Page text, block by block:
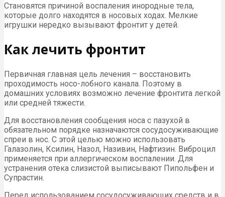
Становятся причиной воспаления инородные тела,
которые долго находятся в носовых ходах. Мелкие
игрушки нередко вызывают фронтит у детей.
Как лечить фронтит
Первичная главная цель лечения – восстановить
проходимость носо-лобного канала. Поэтому в
домашних условиях возможно лечение фронтита легкой
или средней тяжести.
Для восстановления сообщения носа с пазухой в
обязательном порядке назначаются сосудосуживающие
спреи в нос. С этой целью можно использовать
Галазолин, Ксилин, Назол, Називин, Нафтизин. Виброцил
применяется при аллергическом воспалении. Для
устранения отека слизистой выписывают Пипольфен и
Супрастин.